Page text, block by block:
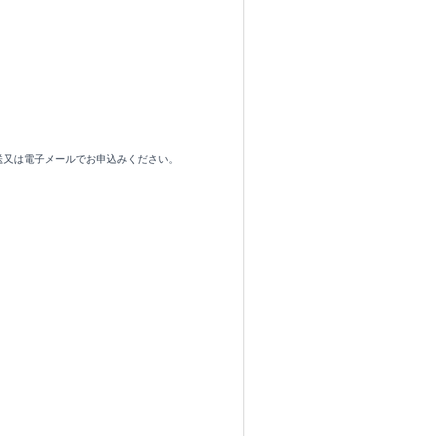
は電子メールでお申込みください。